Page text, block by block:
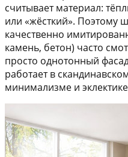
считывает материал:
или «жёсткий». Поэтому
качественно
камень, бетон) часто
просто однотонный
работает в
минимализме и